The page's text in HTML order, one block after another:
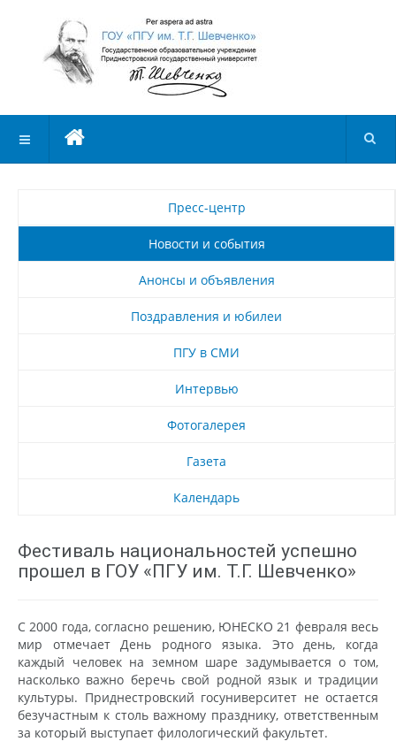
Пресс-центр
Новости и события
Анонсы и объявления
Поздравления и юбилеи
ПГУ в СМИ
Интервью
Фотогалерея
Газета
Календарь
Фестиваль национальностей успешно
прошел в ГОУ «ПГУ им. Т.Г. Шевченко»
C 2000 года, согласно решению, ЮНЕСКО 21 февраля весь
мир отмечает День родного языка. Это день, когда
каждый человек на земном шаре задумывается о том,
насколько важно беречь свой родной язык и традиции
культуры. Приднестровский госуниверситет не остается
безучастным к столь важному празднику, ответственным
за который выступает филологический факультет.